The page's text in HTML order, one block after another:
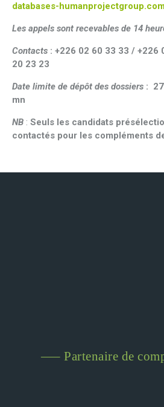
databases-
Les appels sont recevables de 14
Contacts : +226 02 60 33 33 / +226
20 23 23
Date limite de dépôt des dossiers :
mn
NB : Seuls les candidats
contactés pour les compléments
—– Partenaire de